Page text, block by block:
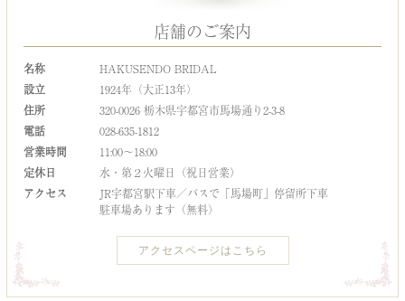
店舗のご案内
名称
HAKUSENDO BRIDAL
設立
1924年（大正13年）
住所
320-0026 栃木県宇都宮市馬場通り2-3-8
電話
028-635-1812
営業時間
11:00～18:00
定休日
水・第２火曜日（祝日営業）
アクセス
JR宇都宮駅下車／バスで「馬場町」停留所下車
駐車場あります（無料）
アクセスページはこちら